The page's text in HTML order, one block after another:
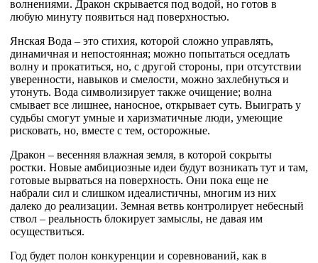
волнениями. Дракон скрывается под водой, но готов в
любую минуту появиться над поверхностью.
Янская Вода – это стихия, которой сложно управлять,
динамичная и непостоянная; можно попытаться оседлать
волну и прокатиться, но, с другой стороны, при отсутствии
уверенности, навыков и смелости, можно захлебнуться и
утонуть. Вода символизирует также очищение; волна
смывает все лишнее, наносное, открывает суть. Выиграть у
судьбы смогут умные и харизматичные люди, умеющие
рисковать, но, вместе с тем, осторожные.
Дракон – весенняя влажная земля, в которой сокрыты
ростки. Новые амбициозные идеи будут возникать тут и там,
готовые вырваться на поверхность. Они пока еще не
набрали сил и слишком идеалистичны, многим из них
далеко до реализации. Земная ветвь контролирует небесный
ствол – реальность блокирует замыслы, не давая им
осуществиться.
Год будет полон конкуренции и соревнований, как в